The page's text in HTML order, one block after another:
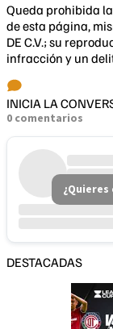
Queda prohibida
de esta página,
DE C.V.; su
infracción y un
INICIA LA
0 comentarios
DESTACADAS